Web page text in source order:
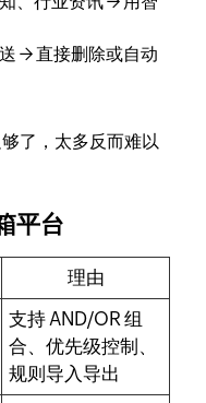
→ 直接删除或自动
了，太多反而难以
平台
理由
支持 AND/OR 组
合、优先级控制、
规则导入导出